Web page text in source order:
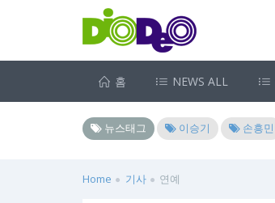
홈 NEWS ALL
뉴스태그 이승기 손흥민
Home 기사 연예